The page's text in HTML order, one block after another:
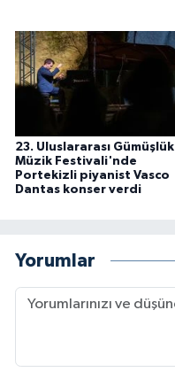
23. Uluslararası Gümüşlük
Müzik Festivali'nde
Portekizli piyanist Vasco
Dantas konser verdi
Yorumlar